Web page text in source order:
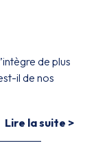
de plus
il de nos
Lire la suite >